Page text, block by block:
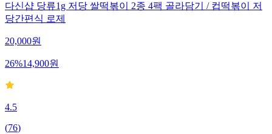
다신샵 당류1g 저당 쌀떡볶이 2종 4팩 골라담기 / 컵떡볶이 저
당간편식 로제
20,000원
26%14,900원
4.5
(76)